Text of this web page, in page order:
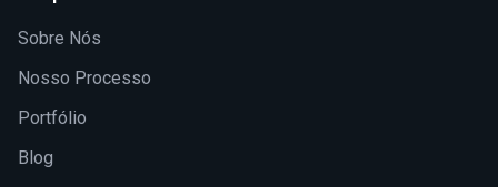
Sobre Nós
Nosso Processo
Portfólio
Blog